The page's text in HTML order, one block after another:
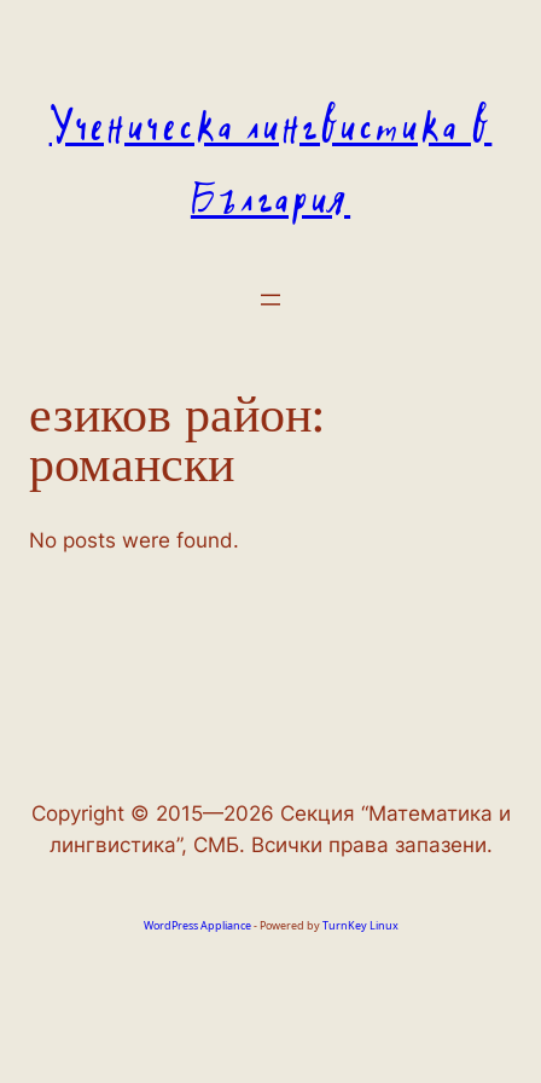
Ученическа лингвистика в
България
езиков район:
романски
No posts were found.
Copyright © 2015—2026 Секция “Математика и
лингвистика”, СМБ. Всички права запазени.
WordPress Appliance- Powered byTurnKey Linux